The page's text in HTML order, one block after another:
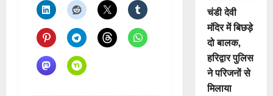
चंडी देवी
मंदिर में बिछड़े
दो बालक,
हरिद्वार पुलिस
ने परिजनों से
मिलाया